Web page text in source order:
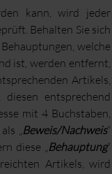
kann, wird jeder
Behalten Sie sich
welche
ist, werden entfernt,
Artikels,
entsprechend
mit 4 Buchstaben,
„ Beweis/Nachweis“
diese „ Behauptung“
Artikels, wird